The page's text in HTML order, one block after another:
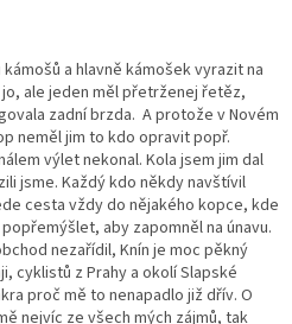
a hlavně kámošek vyrazit na
ale jeden měl přetrženej řetěz,
zadní brzda. A protože v Novém
neměl jim to kdo opravit popř.
výlet nekonal. Kola jsem jim dal
jsme. Každý kdo někdy navštívil
cesta vždy do nějakého kopce, kde
aby zapomněl na únavu.
nezařídil, Knín je moc pěkný
cyklistů z Prahy a okolí Slapské
proč mě to nenapadlo již dřív. O
nejvíc ze všech mých zájmů, tak